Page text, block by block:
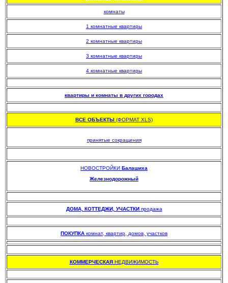
комнаты
1 комнатные квартиры
2 комнатные квартиры
3 комнатные квартиры
4 комнатные квартиры
квартиры и комнаты в других городах
ВСЕ ОБЪЕКТЫ (ФОРМАТ XLS)
принятые сокращения
НОВОСТРОЙКИ Балашиха
Железнодорожный
ДОМА, КОТТЕДЖИ, УЧАСТКИ продажа
ПОКУПКА комнат, квартир, домов, участков
КОММЕРЧЕСКАЯНЕДВИЖИМОСТЬ